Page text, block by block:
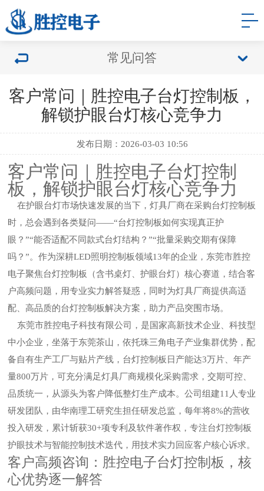
常见问答
客户常问｜胜控电子台灯控制板，
解锁护眼台灯核心竞争力
发布日期：2026-03-03 10:56
客户常问｜胜控电子台灯控制
板，解锁护眼台灯核心竞争力
在护眼台灯市场快速发展的当下，灯具厂商在采购台灯控制板
时，总会遇到各类疑问——“台灯控制板如何实现真正护
眼？”“能否适配不同款式台灯结构？”“批量采购交期有保障
吗？”。作为深耕LED照明控制板领域13年的企业，东莞市胜控
电子聚焦台灯控制板（含书桌灯、护眼台灯）核心赛道，结合客
户高频问题，用专业实力解答疑惑，同时为灯具厂商提供高适
配、高品质的台灯控制板解决方案，助力产品突围市场。
东莞市胜控电子科技有限公司，是国家高新技术企业、科技型
中小企业，坐落于东莞茶山，依托珠三角电子产业集群优势，配
备自有生产工厂与贴片产线，台灯控制板日产能达3万片、年产
量800万片，可充分满足灯具厂商规模化采购需求，交期可控、
品质统一，从源头为客户降低整灯生产成本。公司组建11人专业
研发团队，由华南理工研究生担任研发总监，每年将8%的营收
投入研发，累计斩获30+项专利及软件著作权，专注台灯控制板
护眼技术与智能控制技术迭代，用技术实力回应客户核心诉求。
客户高频咨询：胜控电子台灯控制板，核
心优势逐一解答